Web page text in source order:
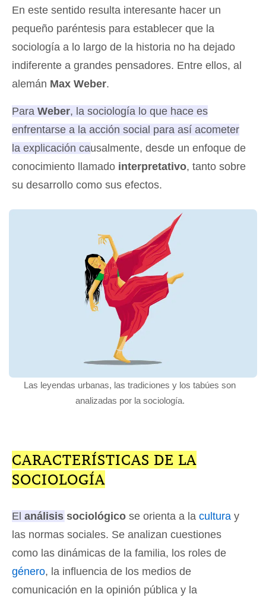
En este sentido resulta interesante hacer un
pequeño paréntesis para establecer que la
sociología a lo largo de la historia no ha dejado
indiferente a grandes pensadores. Entre ellos, al
alemán Max Weber.
Para Weber, la sociología lo que hace es
enfrentarse a la acción social para así acometer
la explicación causalmente, desde un enfoque de
conocimiento llamado interpretativo, tanto sobre
su desarrollo como sus efectos.
Las leyendas urbanas, las tradiciones y los tabúes son
analizadas por la sociología.
CARACTERÍSTICAS DE LA
SOCIOLOGÍA
El análisis sociológico se orienta a la cultura y
las normas sociales. Se analizan cuestiones
como las dinámicas de la familia, los roles de
género, la influencia de los medios de
comunicación en la opinión pública y la